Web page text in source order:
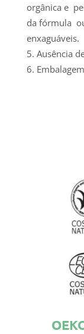
orgânica e
da fórmula
enxaguáveis.
Ausência